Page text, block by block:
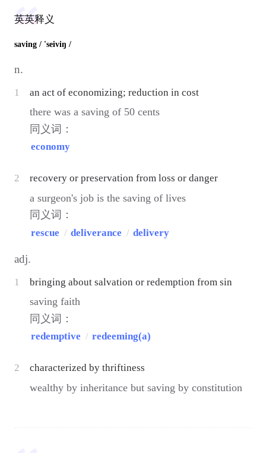
英英释义
saving / 'seiviŋ /
n.
1 an act of economizing; reduction in cost
there was a saving of 50 cents
同义词：
economy
2 recovery or preservation from loss or danger
a surgeon's job is the saving of lives
同义词：
rescue / deliverance / delivery
adj.
1 bringing about salvation or redemption from sin
saving faith
同义词：
redemptive / redeeming(a)
2 characterized by thriftiness
wealthy by inheritance but saving by constitution